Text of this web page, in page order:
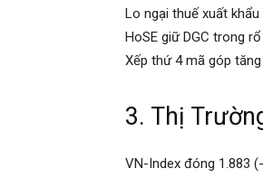
Lo ngại thuế xuất
HoSE giữ DGC trong
Xếp thứ 4 mã góp
3. Thị
VN-Index đóng 1.883